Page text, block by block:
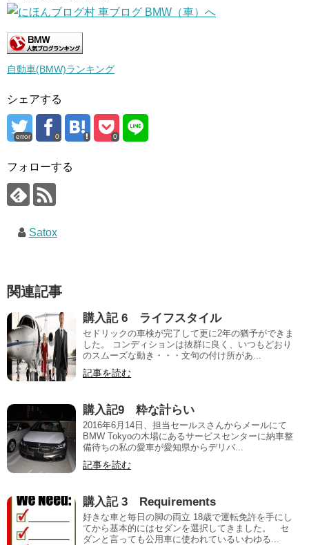
自動車(BMW)ランキング
シェアする
error 0 0
フォローする
Satox
関連記事
購入記 6 ライフスタイル
セドリックの車検が完了して更に2年の猶予ができま
した。 コンディションは抜群に良く、いつもどおり
のスムーズな動き・・・文句の付け所があ...
記事を読む
購入記9 粋な計らい
2016年6月14日、担当セールスさんからメールにて
BMW Tokyoの木場にあるサービスセンターに納車整
備待ちの私の愛車が愛知県からデリバ...
記事を読む
購入記 3 Requirements
好きな車と毎日の脚の両立 18歳で運転免許を手にし
てから基本的にはセダンを選択してきました。 セ
ダンと言っても公用車に使われているいわゆる...